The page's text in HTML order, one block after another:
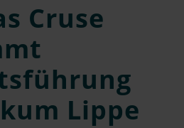
Cruse
Lippe